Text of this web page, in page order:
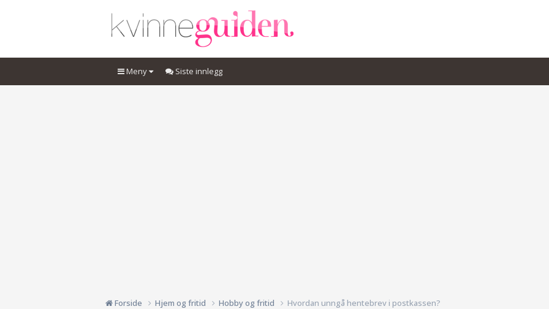
Meny Siste innlegg
Forside Hjem og fritid Hobby og fritid Hvordan unngå hentebrev i postkassen?